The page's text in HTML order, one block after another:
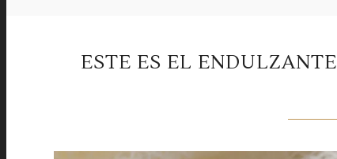
ESTE ES EL